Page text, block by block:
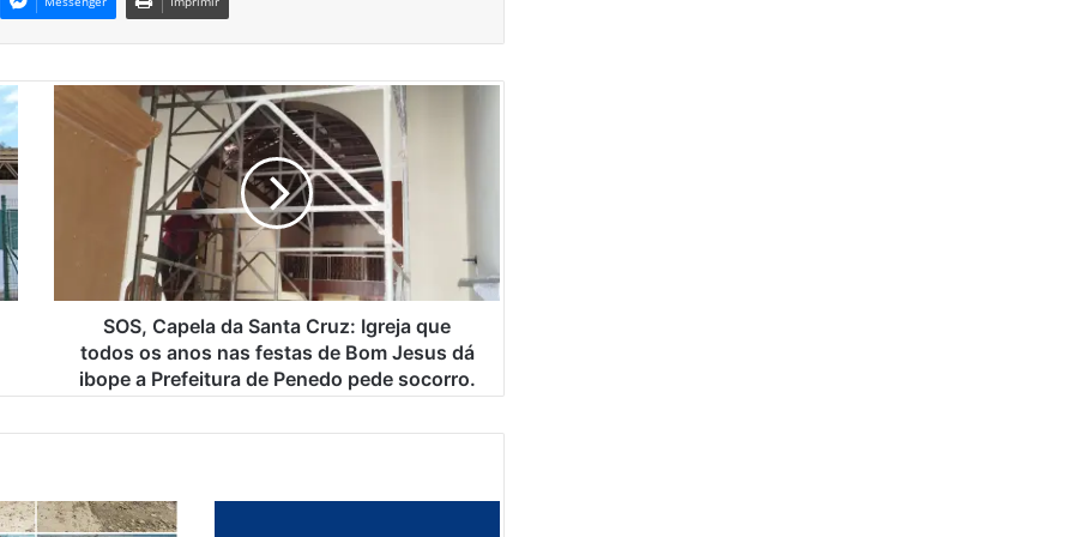
O
l
S
a
C
SOS, Capela da Santa Cruz: Igreja que
todos os anos nas festas de Bom Jesus dá
ibope a Prefeitura de Penedo pede socorro.